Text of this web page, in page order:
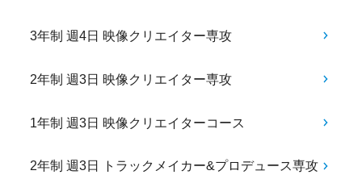
3年制 週4日 映像クリエイター専攻
2年制 週3日 映像クリエイター専攻
1年制 週3日 映像クリエイターコース
2年制 週3日 トラックメイカー&プロデュース専攻